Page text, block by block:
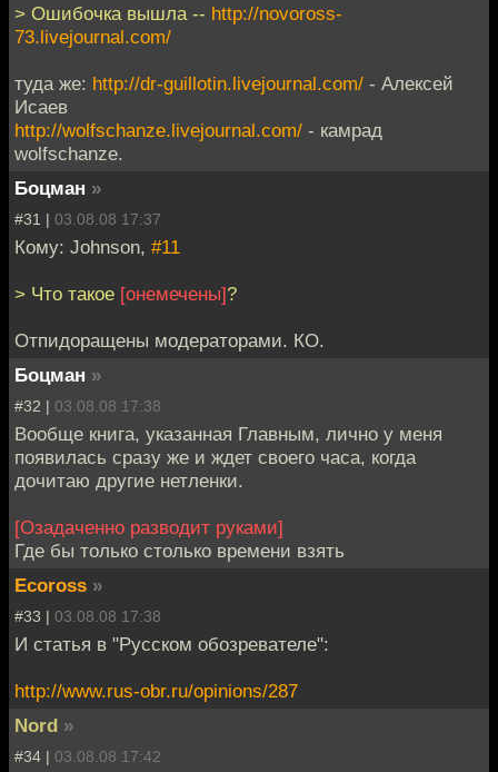
> Ошибочка вышла -- http://novoross-
73.livejournal.com/
туда же: http://dr-guillotin.livejournal.com/ - Алексей
Исаев
http://wolfschanze.livejournal.com/ - камрад
wolfschanze.
Боцман »
#31 | 03.08.08 17:37
Кому: Johnson, #11
> Что такое [онемечены]?
Отпидоращены модераторами. КО.
Боцман »
#32 | 03.08.08 17:38
Вообще книга, указанная Главным, лично у меня
появилась сразу же и ждет своего часа, когда
дочитаю другие нетленки.
[Озадаченно разводит руками]
Где бы только столько времени взять
Ecoross »
#33 | 03.08.08 17:38
И статья в "Русском обозревателе":
http://www.rus-obr.ru/opinions/287
Nord »
#34 | 03.08.08 17:42